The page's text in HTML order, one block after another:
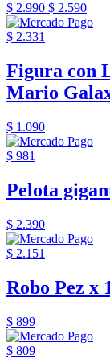
$ 2.990 $ 2.590
$ 2.331
Figura con
Mario
$ 1.090
$ 981
Pelota
$ 2.390
$ 2.151
Robo Pez x
$ 899
$ 809